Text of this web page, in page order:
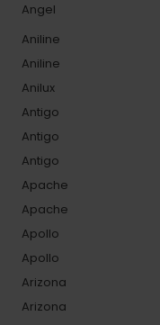
Angel
Aniline
Aniline
Anilux
Antigo
Antigo
Antigo
Apache
Apache
Apollo
Apollo
Arizona
Arizona